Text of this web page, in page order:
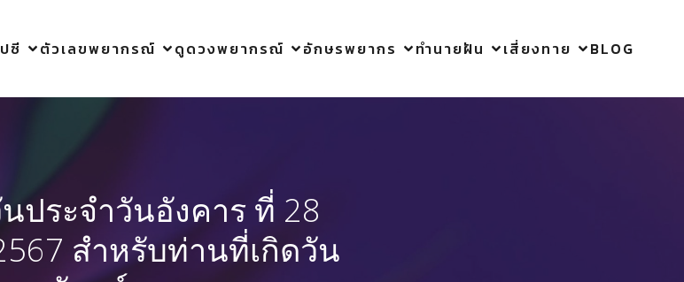
ซี ตัวเลขพยากรณ์ ดูดวงพยากรณ์ อักษรพยากร ทำนายฝัน เสี่ยงทาย BLOG
ประจำวันอังคาร ที่ 28
สำหรับท่านที่เกิดวัน